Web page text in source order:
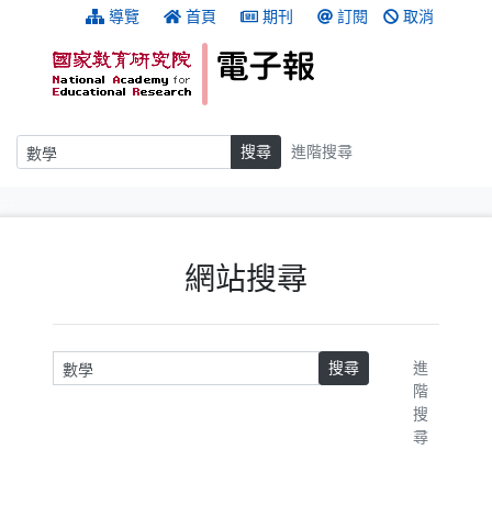
跳到主要內容 導覽 首頁 期刊 訂閱 取消
搜尋 搜尋 進階搜尋
網站搜尋
請輸入關鍵字 搜尋
進
階
搜
尋